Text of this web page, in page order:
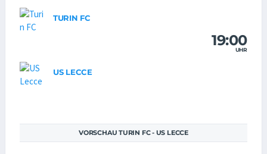
TURIN FC
19:00
UHR
US LECCE
VORSCHAU TURIN FC - US LECCE